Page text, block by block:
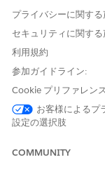
Marketing
Marketing Cloud
ストリームをリ
ID 解決を設定し
プライバシーに関する
セキュリティに関する
利用規約
参加ガイドライン:
Cookie プリファレン
お客様によるプ
設定の選択肢
COMMUNITY